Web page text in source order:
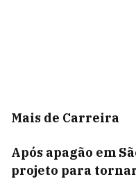
Mais de Carreira
Após apagão em
projeto para